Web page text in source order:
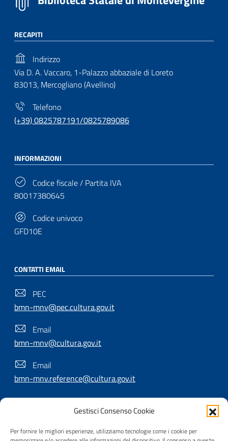
Gestisci Consenso Cookie
Per fornire le migliori esperienze, utilizziamo tecnologie come i cookie per
RECAPITI
Indirizzo
Via D. A. Vaccaro, 1-Palazzo abbaziale di Loreto
83013, Mercogliano (Avellino)
Telefono
(+39) 0825787191/0825789086
INFORMAZIONI
Codice fiscale / Partita IVA
80017380645
Codice univoco
GFD10E
CONTATTI EMAIL
PEC
bmn-mnv@pec.cultura.gov.it
Email
bmn-mnv@cultura.gov.it
Email
bmn-mnv.reference@cultura.gov.it